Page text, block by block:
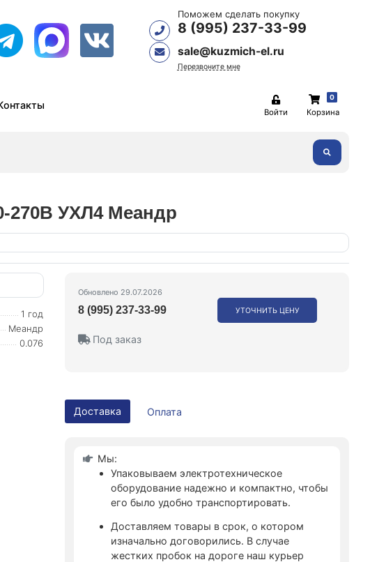
Поможем сделать покупку
8 (995) 237-33-99
sale@kuzmich-el.ru
Перезвоните мне
Войти
0
Корзина
270B УХЛ4 Меандр
1 год
Меандр
0.076
Обновлено 29.07.2026
8 (995) 237-33-99 УТОЧНИТЬ ЦЕНУ
Под заказ
Доставка Оплата
Мы:
Упаковываем электротехническое
оборудование надежно и компактно, чтобы
его было удобно транспортировать.
Доставляем товары в срок, о котором
изначально договорились. В случае
жестких пробок на дороге наш курьер